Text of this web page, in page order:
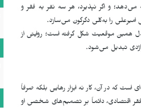
و اگر نپذیرد، هر سه نفر به فقر و
را به‌کلی دگرگون می‌سازد.
همین موقعیت شکل گرفته است؛ روایتی از
تبدیل می‌شود.
است که در آن، کار نه ابزار رهایی بلکه صرفاً
اقتصادی، دائماً بر تصمیم‌های شخصی او